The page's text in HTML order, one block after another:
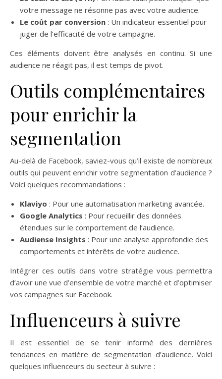
votre message ne résonne pas avec votre audience.
Le coût par conversion : Un indicateur essentiel pour
juger de l’efficacité de votre campagne.
Ces éléments doivent être analysés en continu. Si une
audience ne réagit pas, il est temps de pivot.
Outils complémentaires
pour enrichir la
segmentation
Au-delà de Facebook, saviez-vous qu’il existe de nombreux
outils qui peuvent enrichir votre segmentation d’audience ?
Voici quelques recommandations :
Klaviyo : Pour une automatisation marketing avancée.
Google Analytics : Pour recueillir des données
étendues sur le comportement de l’audience.
Audiense Insights : Pour une analyse approfondie des
comportements et intérêts de votre audience.
Intégrer ces outils dans votre stratégie vous permettra
d’avoir une vue d’ensemble de votre marché et d’optimiser
vos campagnes sur Facebook.
Influenceurs à suivre
Il est essentiel de se tenir informé des dernières
tendances en matière de segmentation d’audience. Voici
quelques influenceurs du secteur à suivre :